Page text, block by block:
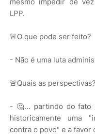
LPP.
🚨O que pode ser feito?
- Não é uma luta
🚨Quais as perspectivas?
- 🤔... partindo do fato
historicamente uma
contra o povo" e a favor